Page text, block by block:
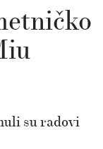
su radovi